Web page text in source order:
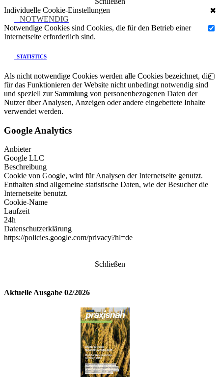
Individuelle Cookie-Einstellungen
✖
NOTWENDIG
Notwendige Cookies sind Cookies, die für den Betrieb einer
Internetseite erforderlich sind.
STATISTICS
Als nicht notwendige Cookies werden alle Cookies bezeichnet, die
für das Funktionieren der Website nicht unbedingt notwendig sind
und speziell zur Sammlung von personenbezogenen Daten der
Nutzer über Analysen, Anzeigen oder andere eingebettete Inhalte
verwendet werden.
Google Analytics
Anbieter
Google LLC
Beschreibung
Cookie von Google, wird für Analysen der Internetseite genutzt.
Enthalten sind allgemeine statistische Daten, wie der Besucher die
Internetseite benutzt.
Cookie-Name
Laufzeit
24h
Datenschutzerklärung
https://policies.google.com/privacy?hl=de
Schließen
Aktuelle Ausgabe 02/2026